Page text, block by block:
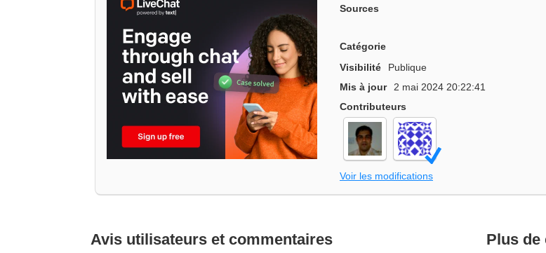
Sources
Catégorie
Visibilité
Publique
Mis à jour
2 mai 2024 20:22:41
Contributeurs
Voir les modifications
Avis utilisateurs et commentaires Plus de